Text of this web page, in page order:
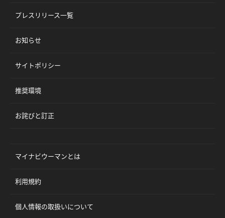
プレスリリース一覧
お知らせ
サイトポリシー
推奨環境
お詫びと訂正
マイナビウーマンとは
利用規約
個人情報の取扱いについて